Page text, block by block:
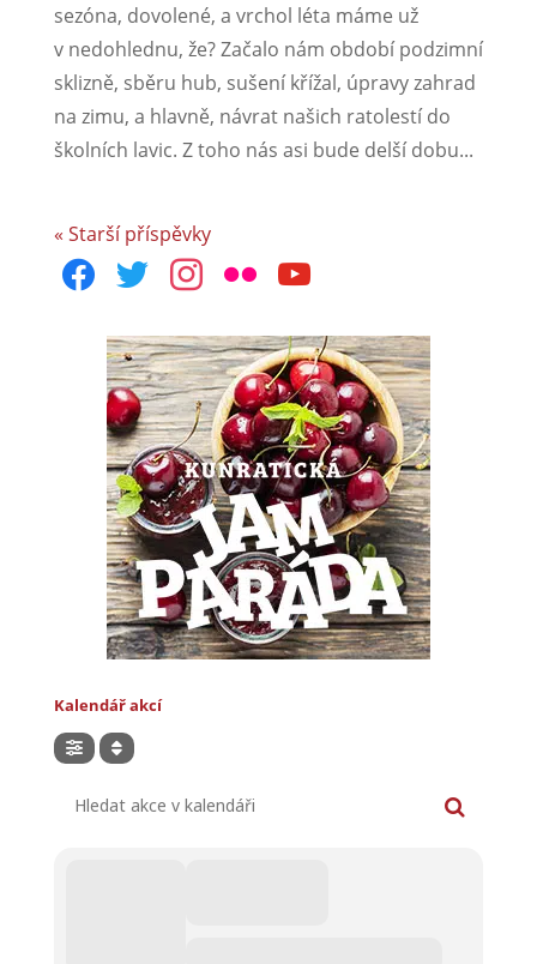
sezóna, dovolené, a vrchol léta máme už
v nedohlednu, že? Začalo nám období podzimní
sklizně, sběru hub, sušení křížal, úpravy zahrad
na zimu, a hlavně, návrat našich ratolestí do
školních lavic. Z toho nás asi bude delší dobu...
« Starší příspěvky
facebooktwitterinstagram
flickr youtube
Kalendář akcí